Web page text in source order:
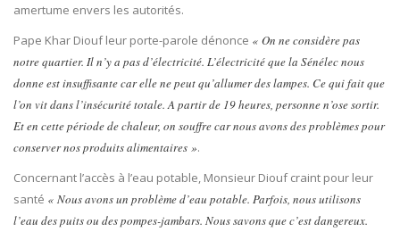
amertume envers les autorités.
Pape Khar Diouf leur porte-parole dénonce « On ne considère pas
notre quartier. Il n’y a pas d’électricité. L’électricité que la Sénélec nous
donne est insuffisante car elle ne peut qu’allumer des lampes. Ce qui fait que
l’on vit dans l’insécurité totale. A partir de 19 heures, personne n’ose sortir.
Et en cette période de chaleur, on souffre car nous avons des problèmes pour
conserver nos produits alimentaires ».
Concernant l’accès à l’eau potable, Monsieur Diouf craint pour leur
santé « Nous avons un problème d’eau potable. Parfois, nous utilisons
l’eau des puits ou des pompes-jambars. Nous savons que c’est dangereux.